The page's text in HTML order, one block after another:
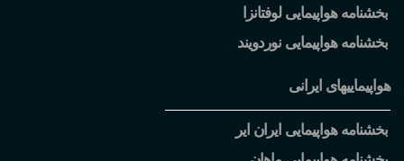
بخشنامه هواپیمایی لوفتانزا
بخشنامه هواپیمایی نوردویند
هواپیماییهای ایرانی
بخشنامه هواپیمایی ایران ایر